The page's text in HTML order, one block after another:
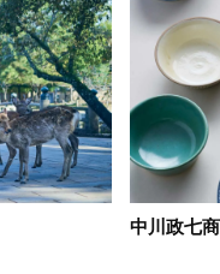
中川政七